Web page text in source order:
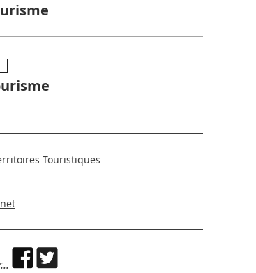
Touristiques